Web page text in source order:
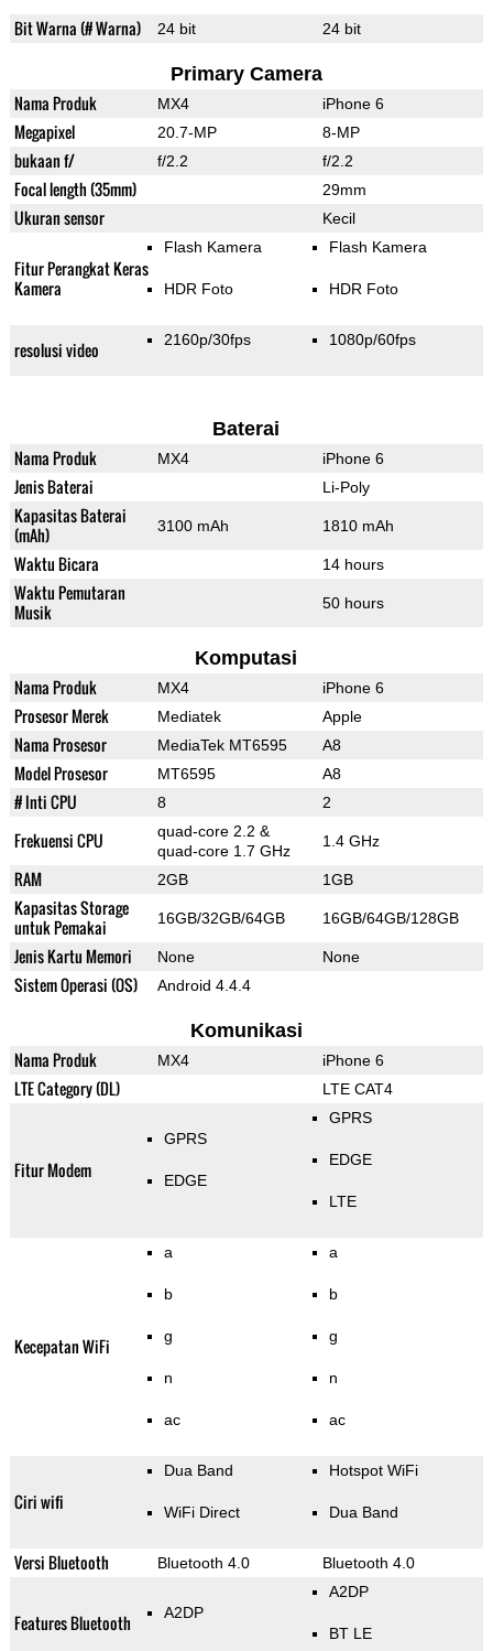
Bit Warna (# Warna)
24 bit 24 bit
Primary Camera
Nama Produk MX4 iPhone 6
Megapixel 20.7-MP 8-MP
bukaan f/ f/2.2 f/2.2
Focal length (35mm) 29mm
Ukuran sensor Kecil
Fitur Perangkat Keras
Kamera
Flash Kamera
HDR Foto
Flash Kamera
HDR Foto
resolusi video 2160p/30fps 1080p/60fps
Baterai
Nama Produk MX4 iPhone 6
Jenis Baterai Li-Poly
Kapasitas Baterai
(mAh)
3100 mAh 1810 mAh
Waktu Bicara 14 hours
Waktu Pemutaran
Musik
50 hours
Komputasi
Nama Produk MX4 iPhone 6
Prosesor Merek Mediatek Apple
Nama Prosesor MediaTek MT6595 A8
Model Prosesor MT6595 A8
# Inti CPU 8 2
Frekuensi CPU
quad-core 2.2 &
quad-core 1.7 GHz
1.4 GHz
RAM 2GB 1GB
Kapasitas Storage
untuk Pemakai
16GB/32GB/64GB 16GB/64GB/128GB
Jenis Kartu Memori None None
Sistem Operasi (OS) Android 4.4.4
Komunikasi
Nama Produk MX4 iPhone 6
LTE Category (DL) LTE CAT4
Fitur Modem
GPRS
EDGE
GPRS
EDGE
LTE
Kecepatan WiFi
a
b
g
n
ac
a
b
g
n
ac
Ciri wifi
Dua Band
WiFi Direct
Hotspot WiFi
Dua Band
Versi Bluetooth Bluetooth 4.0 Bluetooth 4.0
Features Bluetooth A2DP
A2DP
BT LE